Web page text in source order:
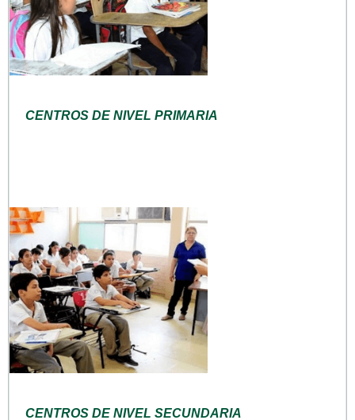
CENTROS DE NIVEL PRIMARIA
CENTROS DE NIVEL SECUNDARIA